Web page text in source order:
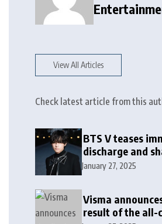
View All Articles
Check latest article from this
BTS V teases
discharge and
update in new
January 27, 2025
Visma
result of the all-